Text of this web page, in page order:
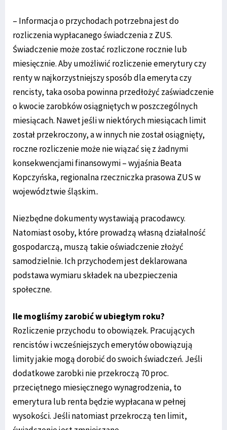
– Informacja o przychodach potrzebna jest do
rozliczenia wypłacanego świadczenia z ZUS.
Świadczenie może zostać rozliczone rocznie lub
miesięcznie. Aby umożliwić rozliczenie emerytury czy
renty w najkorzystniejszy sposób dla emeryta czy
rencisty, taka osoba powinna przedłożyć zaświadczenie
o kwocie zarobków osiągniętych w poszczególnych
miesiącach. Nawet jeśli w niektórych miesiącach limit
został przekroczony, a w innych nie został osiągnięty,
roczne rozliczenie może nie wiązać się z żadnymi
konsekwencjami finansowymi – wyjaśnia Beata
Kopczyńska, regionalna rzeczniczka prasowa ZUS w
województwie śląskim..
Niezbędne dokumenty wystawiają pracodawcy.
Natomiast osoby, które prowadzą własną działalność
gospodarczą, muszą takie oświadczenie złożyć
samodzielnie. Ich przychodem jest deklarowana
podstawa wymiaru składek na ubezpieczenia
społeczne.
Ile mogliśmy zarobić w ubiegłym roku?
Rozliczenie przychodu to obowiązek. Pracujących
rencistów i wcześniejszych emerytów obowiązują
limity jakie mogą dorobić do swoich świadczeń. Jeśli
dodatkowe zarobki nie przekroczą 70 proc.
przeciętnego miesięcznego wynagrodzenia, to
emerytura lub renta będzie wypłacana w pełnej
wysokości. Jeśli natomiast przekroczą ten limit,